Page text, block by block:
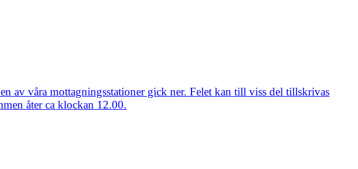
av våra mottagningsstationer gick ner. Felet kan till viss del tillskrivas
åter ca klockan 12.00.